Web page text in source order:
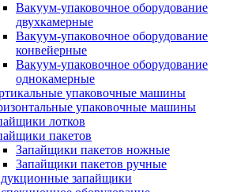
Вакуум-упаковочное оборудование
двухкамерные
Вакуум-упаковочное оборудование
конвейерные
Вакуум-упаковочное оборудование
однокамерные
упаковочные машины
упаковочные машины
лотков
пакетов
Запайщики пакетов ножные
Запайщики пакетов ручные
запайщики